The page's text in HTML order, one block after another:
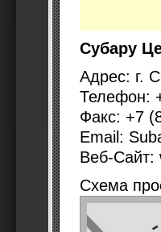
Субару
Адрес: г.
Телефон:
Факс: +7
Email:
Веб-Сайт:
Схема